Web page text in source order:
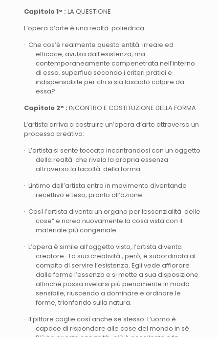
Capitolo 1° : LA QUESTIONE
L’opera d’arte è una realtà poliedrica.
· Che cos’è realmente questa entità irreale ed
efficace, avulsa dall’esistenza, ma
contemporaneamente compenetrata nell’interno
di essa, superflua secondo i criteri pratici e
indispensabile per chi si sia lasciato colpire da
essa?
Capitolo 2° : INCONTRO E COSTITUZIONE DELLA FORMA
L’artista arriva a costruire un’opera d’arte attraverso un
processo creativo:
· L’artista si sente toccato incontrandosi con un oggetto
della realtà che rivela la propria essenza
attraverso la facoltà della forma.
· Lintimo dell’artista entra in movimento diventando
recettivo e teso, pronto all’azione.
· Così l’artista diventa un organo per lessenzialità delle
cose” e ricrea nuovamente la cosa vista con il
materiale più congeniale.
· L’opera è simile all’oggetto visto, l’artista diventa
creatore- La sua creatività , però, è subordinata al
compito di servire l’esistenza. Egli vede affiorare
dalle forme l’essenza e si mette a sua disposizione
affinché possa rivelarsi più pienamente in modo
sensibile, riuscendo a dominare e ordinare le
forme, trionfando sulla natura.
· Il pittore coglie così anche se stesso. L’uomo è
capace di rispondere alle cose del mondo in sé.